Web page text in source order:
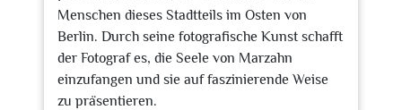
Menschen dieses Stadtteils im Osten von
Berlin. Durch seine fotografische Kunst schafft
der Fotograf es, die Seele von Marzahn
einzufangen und sie auf faszinierende Weise
zu präsentieren.